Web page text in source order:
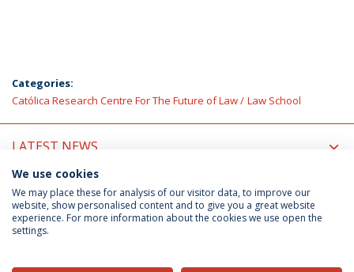
Categories:
Católica Research Centre For The Future of Law
Law School
LATEST NEWS
UPCOMING EVENTS
Privacy Policy
We use cookies
We may place these for analysis of our visitor data, to improve our
website, show personalised content and to give you a great website
experience. For more information about the cookies we use open the
settings.